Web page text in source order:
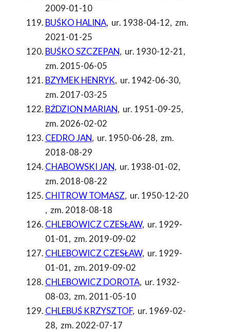
2009-01-10
BUŚKO HALINA, ur. 1938-04-12, zm.
2021-01-25
BUŚKO SZCZEPAN, ur. 1930-12-21,
zm. 2015-06-05
BZYMEK HENRYK, ur. 1942-06-30,
zm. 2017-03-25
BŹDZION MARIAN, ur. 1951-09-25,
zm. 2026-02-02
CEDRO JAN, ur. 1950-06-28, zm.
2018-08-29
CHABOWSKI JAN, ur. 1938-01-02,
zm. 2018-08-22
CHITROW TOMASZ, ur. 1950-12-20
, zm. 2018-08-18
CHLEBOWICZ CZESŁAW, ur. 1929-
01-01, zm. 2019-09-02
CHLEBOWICZ CZESŁAW, ur. 1929-
01-01, zm. 2019-09-02
CHLEBOWICZ DOROTA, ur. 1932-
08-03, zm. 2011-05-10
CHLEBUŚ KRZYSZTOF, ur. 1969-02-
28, zm. 2022-07-17